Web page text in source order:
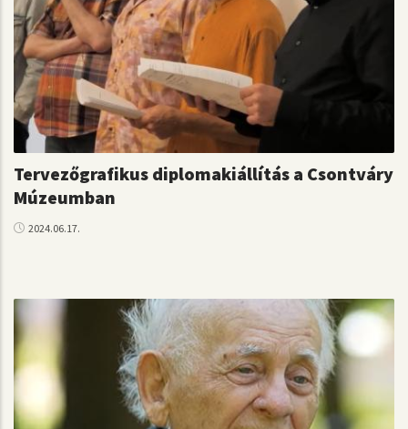
Tervezőgrafikus diplomakiállítás a Csontváry
Múzeumban
2024.06.17.